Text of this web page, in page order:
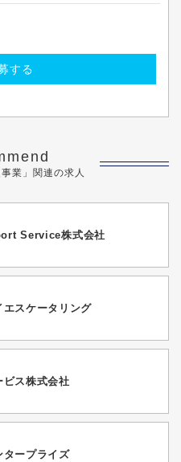
する
業」関連の求人
Service株式会社
スケータリング
ビス株式会社
タープライズ